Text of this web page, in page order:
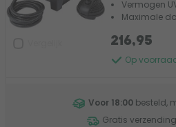
Vermogen
Maximale
Op
216,95
Voor 18:00 besteld,
Gratis